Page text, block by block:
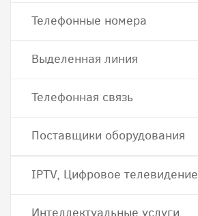
Телефонные номера
Выделенная линия
Телефонная связь
Поставщики оборудования
IPTV, Цифровое телевидение
Интеллектуальные услуги